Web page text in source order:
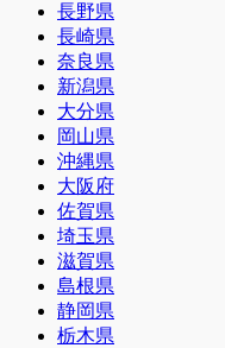
長野県
長崎県
奈良県
新潟県
大分県
岡山県
沖縄県
大阪府
佐賀県
埼玉県
滋賀県
島根県
静岡県
栃木県